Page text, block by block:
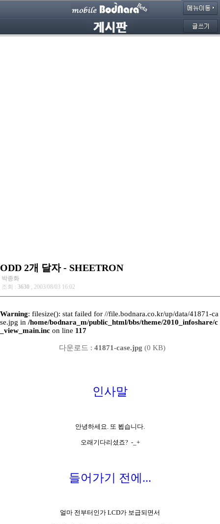
ODD 2개 달자 - SHEETRON
박종화
조회 : 3630 , 2003/08/03 16:02
Warning: filesize(): stat failed for //file.bodnara.co.kr/up/data/41871-ca
se.jpg in /home/bodnara_m/public_html/bbs/theme/2010_infoshare/c
_view_main.inc on line 117
다운로드 : 41871-case.jpg (0 KB)
인사말
안녕하세요. 또 뵙습니다.
오래기다리셨죠? -_+
들어가기 전에...
얼마 전부터인가 LCD가 보급되면서